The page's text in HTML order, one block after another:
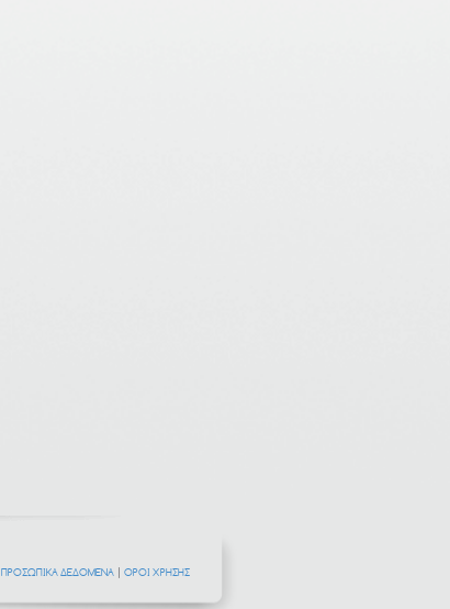
ΠΡΟΣΩΠΙΚΑ ΔΕΔΟΜΕΝΑ| ΟΡΟΙ ΧΡΗΣΗΣ